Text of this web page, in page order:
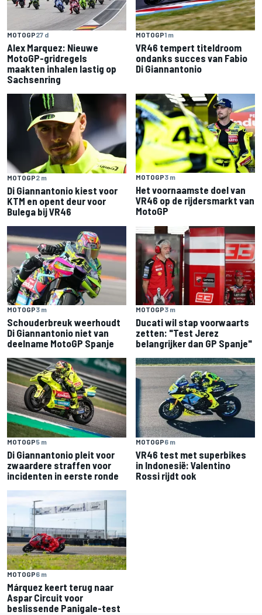
MOTOGP27 d
Alex Marquez: Nieuwe
MotoGP-gridregels
maakten inhalen lastig op
Sachsenring
MOTOGP1 m
VR46 tempert titeldroom
ondanks succes van Fabio
Di Giannantonio
MOTOGP2 m
Di Giannantonio kiest voor
KTM en opent deur voor
Bulega bij VR46
MOTOGP3 m
Het voornaamste doel van
VR46 op de rijdersmarkt van
MotoGP
MOTOGP3 m
Schouderbreuk weerhoudt
Di Giannantonio niet van
deelname MotoGP Spanje
MOTOGP3 m
Ducati wil stap voorwaarts
zetten: "Test Jerez
belangrijker dan GP Spanje"
MOTOGP5 m
Di Giannantonio pleit voor
zwaardere straffen voor
incidenten in eerste ronde
MOTOGP6 m
VR46 test met superbikes
in Indonesië: Valentino
Rossi rijdt ook
MOTOGP6 m
Márquez keert terug naar
Aspar Circuit voor
beslissende Panigale-test